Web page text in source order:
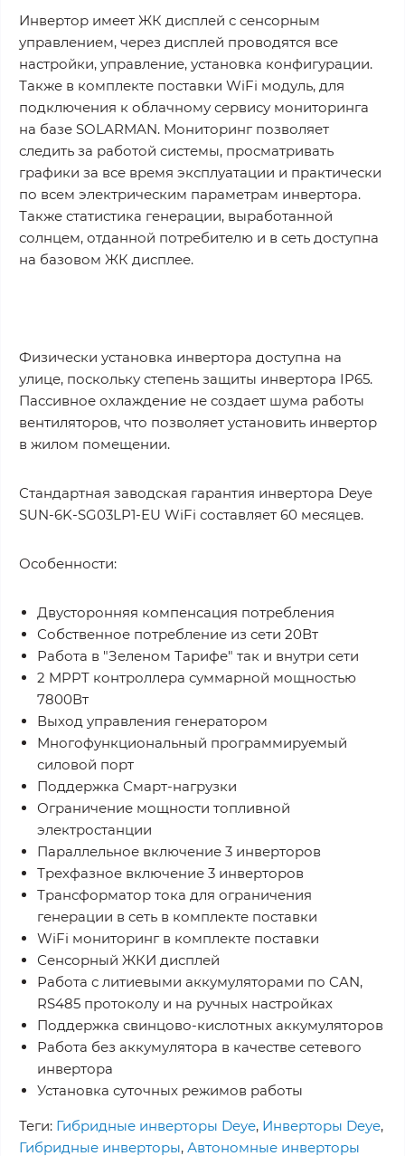
Инвертор имеет ЖК дисплей с сенсорным
управлением, через дисплей проводятся все
настройки, управление, установка конфигурации.
Также в комплекте поставки WiFi модуль, для
подключения к облачному сервису мониторинга
на базе SOLARMAN. Мониторинг позволяет
следить за работой системы, просматривать
графики за все время эксплуатации и практически
по всем электрическим параметрам инвертора.
Также статистика генерации, выработанной
солнцем, отданной потребителю и в сеть доступна
на базовом ЖК дисплее.
Физически установка инвертора доступна на
улице, поскольку степень защиты инвертора IP65.
Пассивное охлаждение не создает шума работы
вентиляторов, что позволяет установить инвертор
в жилом помещении.
Стандартная заводская гарантия инвертора Deye
SUN-6K-SG03LP1-EU WiFi составляет 60 месяцев.
Особенности:
Двусторонняя компенсация потребления
Собственное потребление из сети 20Вт
Работа в "Зеленом Тарифе" так и внутри сети
2 MPPT контроллера суммарной мощностью
7800Вт
Выход управления генератором
Многофункциональный программируемый
силовой порт
Поддержка Смарт-нагрузки
Ограничение мощности топливной
электростанции
Параллельное включение 3 инверторов
Трехфазное включение 3 инверторов
Трансформатор тока для ограничения
генерации в сеть в комплекте поставки
WiFi мониторинг в комплекте поставки
Сенсорный ЖКИ дисплей
Работа с литиевыми аккумуляторами по CAN,
RS485 протоколу и на ручных настройках
Поддержка свинцово-кислотных аккумуляторов
Работа без аккумулятора в качестве сетевого
инвертора
Установка суточных режимов работы
Теги: Гибридные инверторы Deye, Инверторы Deye,
Гибридные инверторы, Автономные инверторы